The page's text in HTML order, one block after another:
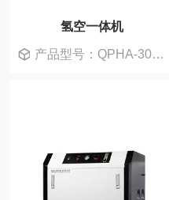
氢空一体机
产品型号：QPHA-300 II 型